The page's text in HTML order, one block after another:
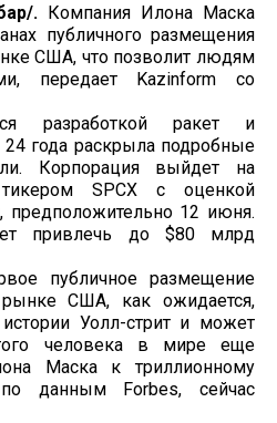
. Компания Илона Маска
публичного размещения
США, что позволит людям
передает Kazinform со
разработкой ракет и
года раскрыла подробные
Корпорация выйдет на
SPCX с оценкой
предположительно 12 июня.
привлечь до $80 млрд
публичное размещение
США, как ожидается,
Уолл-стрит и может
человека в мире еще
Маска к триллионному
по данным Forbes, сейчас